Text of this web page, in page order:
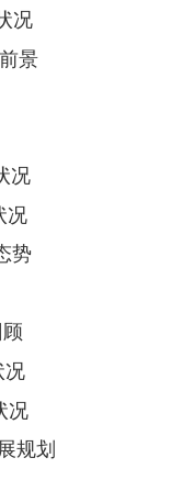
况
景
况
况
势
况
况
规划